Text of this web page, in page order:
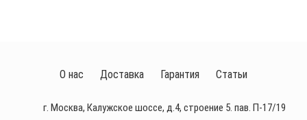
г. Москва, Калужское шоссе, д.4, строение 5. пав. П-17/19
О нас Доставка Гарантия Статьи